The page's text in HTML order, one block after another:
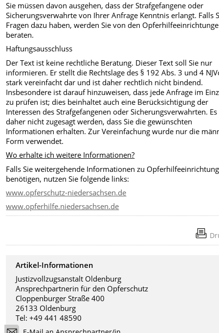
Sie müssen davon ausgehen, dass der Strafgefangene oder
Sicherungsverwahrte von Ihrer Anfrage Kenntnis erlangt. Falls
Fragen dazu haben, werden Sie von den
beraten.
Haftungsausschluss
Der Text ist keine rechtliche Beratung. Dieser Text soll Sie nur
informieren. Er stellt die Rechtslage des § 192 Abs. 3 und 4
stark vereinfacht dar und ist daher rechtlich nicht bindend.
Insbesondere ist darauf hinzuweisen, dass jede Anfrage im
zu prüfen ist; dies beinhaltet auch eine Berücksichtigung der
Interessen des Strafgefangenen oder Sicherungsverwahrten.
daher nicht zugesagt werden, dass Sie die gewünschten
Informationen erhalten. Zur Vereinfachung wurde nur die
Form verwendet.
Wo erhalte ich weitere Informationen?
Falls Sie weitergehende Informationen zu
benötigen, nutzen Sie folgende links:
www.opferschutz-niedersachsen.de
www.opferhilfe.niedersachsen.de
Artikel-Informationen
Justizvollzugsanstalt Oldenburg
Ansprechpartnerin für den Opferschutz
Cloppenburger Straße 400
26133 Oldenburg
Tel: +49 441 48590